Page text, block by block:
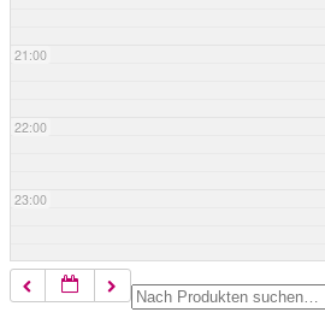
21:00
22:00
23:00